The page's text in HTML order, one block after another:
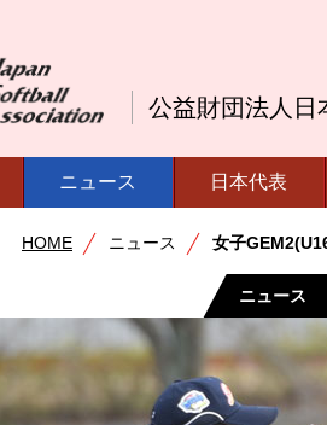
公益財団法人日
ニュース 日本代表
HOME ニュース 女子
ニュース